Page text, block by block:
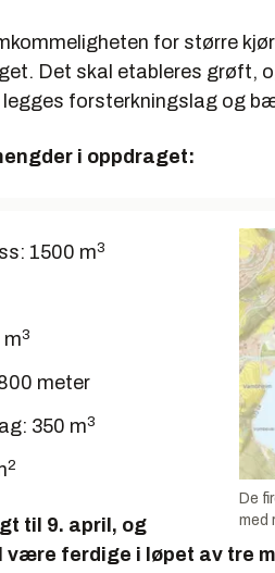
for større
Det skal etableres grøft,
legges forsterkningslag og
i oppdraget:
De
med
1500 m3
3
meter
350 m3
2
til 9. april, og
være ferdige i løpet av tre